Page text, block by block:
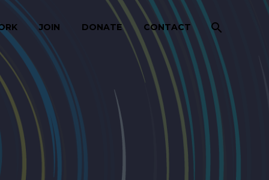
JOIN DONATE CONTACT